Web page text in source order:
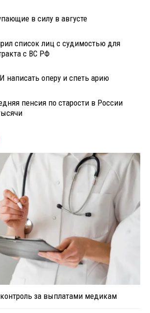
в силу в августе
список лиц с судимостью для
с ВС РФ
написать оперу и спеть арию
пенсия по старости в России
за выплатами медикам